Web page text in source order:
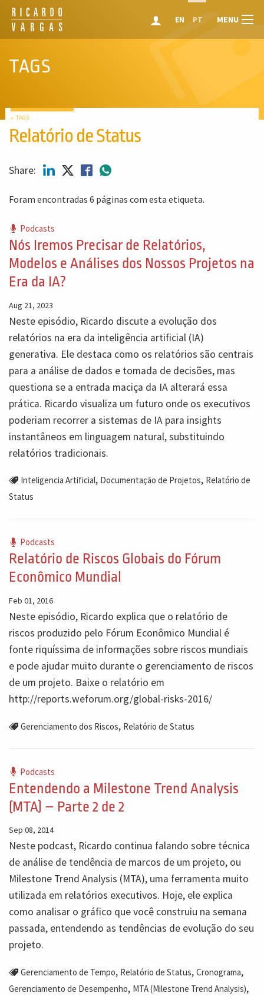
EN PT MENU
TAGS
← TAGS
Relatório de Status
Share:
Foram encontradas 6 páginas com esta etiqueta.
Podcasts
Nós Iremos Precisar de Relatórios,
Modelos e Análises dos Nossos Projetos na
Era da IA?
Aug 21, 2023
Neste episódio, Ricardo discute a evolução dos
relatórios na era da inteligência artificial (IA)
generativa. Ele destaca como os relatórios são centrais
para a análise de dados e tomada de decisões, mas
questiona se a entrada maciça da IA alterará essa
prática. Ricardo visualiza um futuro onde os executivos
poderiam recorrer a sistemas de IA para insights
instantâneos em linguagem natural, substituindo
relatórios tradicionais.
Inteligencia Artificial, Documentação de Projetos, Relatório de
Status
Podcasts
Relatório de Riscos Globais do Fórum
Econômico Mundial
Feb 01, 2016
Neste episódio, Ricardo explica que o relatório de
riscos produzido pelo Fórum Econômico Mundial é
fonte riquíssima de informações sobre riscos mundiais
e pode ajudar muito durante o gerenciamento de riscos
de um projeto. Baixe o relatório em
http://reports.weforum.org/global-risks-2016/
Gerenciamento dos Riscos, Relatório de Status
Podcasts
Entendendo a Milestone Trend Analysis
(MTA) – Parte 2 de 2
Sep 08, 2014
Neste podcast, Ricardo continua falando sobre técnica
de análise de tendência de marcos de um projeto, ou
Milestone Trend Analysis (MTA), uma ferramenta muito
utilizada em relatórios executivos. Hoje, ele explica
como analisar o gráfico que você construiu na semana
passada, entendendo as tendências de evolução do seu
projeto.
Gerenciamento de Tempo, Relatório de Status, Cronograma,
Gerenciamento de Desempenho, MTA (Milestone Trend Analysis),